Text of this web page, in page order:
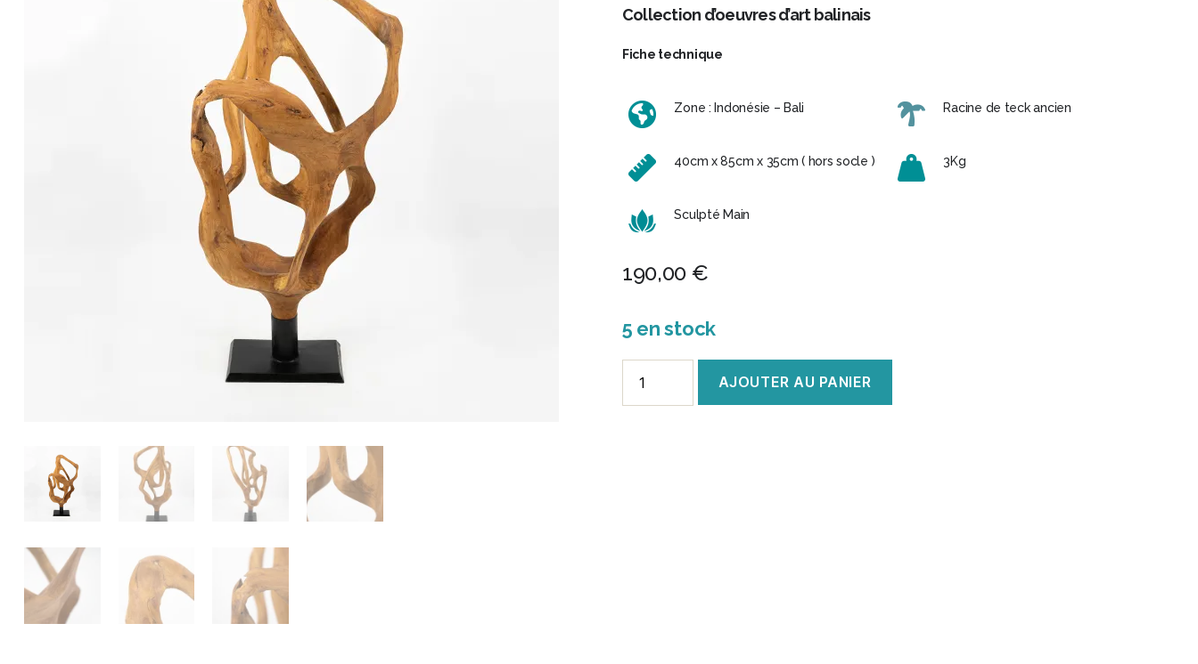
Collection d’oeuvres d’art balinais
Fiche technique
Zone : Indonésie – Bali
40cm x 85cm x 35cm ( hors socle )
Sculpté Main
Racine de teck ancien
3Kg
190,00 €
5 en stock
AJOUTER AU PANIER